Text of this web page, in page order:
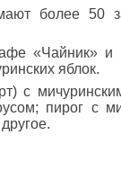
более 50
«Чайник»
яблок.
с
пирог с